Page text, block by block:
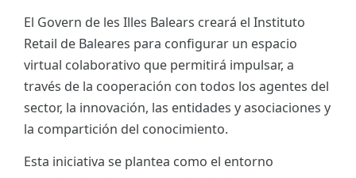
ES
El Govern de les Illes Balears creará el Instituto
Retail de Baleares para configurar un espacio
virtual colaborativo que permitirá impulsar, a
través de la cooperación con todos los agentes del
sector, la innovación, las entidades y asociaciones y
la compartición del conocimiento.
Esta iniciativa se plantea como el entorno